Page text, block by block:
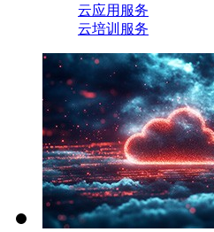
云应用服务
云培训服务